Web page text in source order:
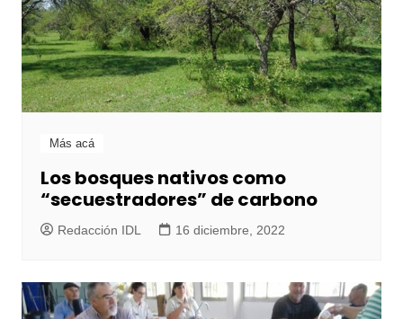
Más acá
Los bosques nativos como
“secuestradores” de carbono
Redacción IDL 16 diciembre, 2022